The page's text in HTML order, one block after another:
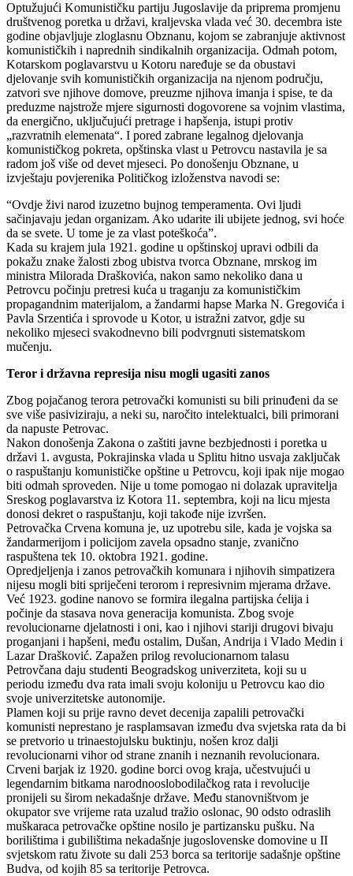
Optužujući Komunističku partiju Jugoslavije da priprema promjenu
društvenog poretka u državi, kraljevska vlada već 30. decembra iste
godine objavljuje zloglasnu Obznanu, kojom se zabranjuje aktivnost
komunističkih i naprednih sindikalnih organizacija. Odmah potom,
Kotarskom poglavarstvu u Kotoru naređuje se da obustavi
djelovanje svih komunističkih organizacija na njenom području,
zatvori sve njihove domove, preuzme njihova imanja i spise, te da
preduzme najstrože mjere sigurnosti dogovorene sa vojnim vlastima,
da energično, uključujući pretrage i hapšenja, istupi protiv
„razvratnih elemenata“. I pored zabrane legalnog djelovanja
komunističkog pokreta, opštinska vlast u Petrovcu nastavila je sa
radom još više od devet mjeseci. Po donošenju Obznane, u
izvještaju povjerenika Političkog izloženstva navodi se:
“Ovdje živi narod izuzetno bujnog temperamenta. Ovi ljudi
sačinjavaju jedan organizam. Ako udarite ili ubijete jednog, svi hoće
da se svete. U tome je za vlast poteškoća”.
Kada su krajem jula 1921. godine u opštinskoj upravi odbili da
pokažu znake žalosti zbog ubistva tvorca Obznane, mrskog im
ministra Milorada Draškovića, nakon samo nekoliko dana u
Petrovcu počinju pretresi kuća u traganju za komunističkim
propagandnim materijalom, a žandarmi hapse Marka N. Gregovića i
Pavla Srzentića i sprovode u Kotor, u istražni zatvor, gdje su
nekoliko mjeseci svakodnevno bili podvrgnuti sistematskom
mučenju.
Teror i državna represija nisu mogli ugasiti zanos
Zbog pojačanog terora petrovački komunisti su bili prinuđeni da se
sve više pasiviziraju, a neki su, naročito intelektualci, bili primorani
da napuste Petrovac.
Nakon donošenja Zakona o zaštiti javne bezbjednosti i poretka u
državi 1. avgusta, Pokrajinska vlada u Splitu hitno usvaja zaključak
o raspuštanju komunističke opštine u Petrovcu, koji ipak nije mogao
biti odmah sproveden. Nije u tome pomogao ni dolazak upravitelja
Sreskog poglavarstva iz Kotora 11. septembra, koji na licu mjesta
donosi dekret o raspuštanju, koji takođe nije izvršen.
Petrovačka Crvena komuna je, uz upotrebu sile, kada je vojska sa
žandarmerijom i policijom zavela opsadno stanje, zvanično
raspuštena tek 10. oktobra 1921. godine.
Opredjeljenja i zanos petrovačkih komunara i njihovih simpatizera
nijesu mogli biti spriječeni terorom i represivnim mjerama države.
Već 1923. godine nanovo se formira ilegalna partijska ćelija i
počinje da stasava nova generacija komunista. Zbog svoje
revolucionarne djelatnosti i oni, kao i njihovi stariji drugovi bivaju
proganjani i hapšeni, među ostalim, Dušan, Andrija i Vlado Medin i
Lazar Drašković. Zapažen prilog revolucionarnom talasu
Petrovčana daju studenti Beogradskog univerziteta, koji su u
periodu između dva rata imali svoju koloniju u Petrovcu kao dio
svoje univerzitetske autonomije.
Plamen koji su prije ravno devet decenija zapalili petrovački
komunisti neprestano je rasplamsavan između dva svjetska rata da bi
se pretvorio u trinaestojulsku buktinju, nošen kroz dalji
revolucionarni vihor od strane znanih i neznanih revolucionara.
Crveni barjak iz 1920. godine borci ovog kraja, učestvujući u
legendarnim bitkama narodnooslobodilačkog rata i revolucije
pronijeli su širom nekadašnje države. Među stanovništvom je
okupator sve vrijeme rata uzalud tražio oslonac, 90 odsto odraslih
muškaraca petrovačke opštine nosilo je partizansku pušku. Na
borilištima i gubilištima nekadašnje jugoslovenske domovine u II
svjetskom ratu živote su dali 253 borca sa teritorije sadašnje opštine
Budva, od kojih 85 sa teritorije Petrovca.